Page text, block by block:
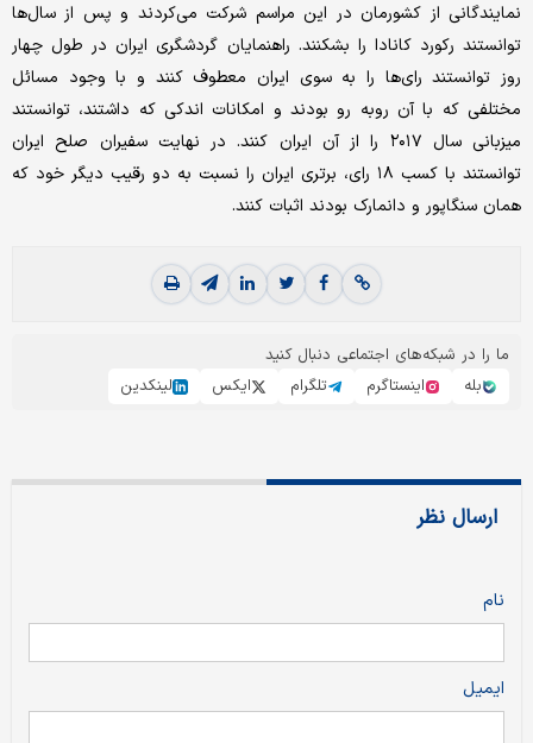
نمایندگانی از کشورمان در این مراسم شرکت می‌کردند و پس از سال‌ها
توانستند رکورد کانادا را بشکنند. راهنمایان گردشگری ایران در طول چهار
روز توانستند رای‌ها را به سوی ایران معطوف کنند و با وجود مسائل
مختلفی که با آن روبه رو بودند و امکانات اندکی که داشتند، توانستند
میزبانی سال ۲۰۱۷ را از آن ایران کنند. در نهایت سفیران صلح ایران
توانستند با کسب ۱۸ رای، برتری ایران را نسبت به دو رقیب دیگر خود که
همان سنگاپور و دانمارک بودند اثبات کنند.
ما را در شبکه‌های اجتماعی دنبال کنید
بله
اینستاگرم تلگرام ایکس لینکدین
ارسال نظر
نام
ایمیل